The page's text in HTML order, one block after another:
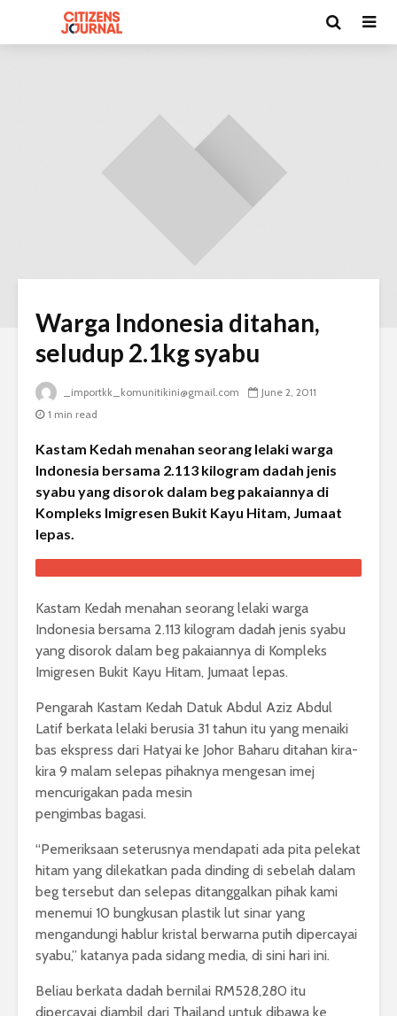
Warga Indonesia ditahan,
seludup 2.1kg syabu
_importkk_komunitikini@gmail.com
June 2, 2011
1 min read
Kastam Kedah menahan seorang lelaki warga
Indonesia bersama 2.113 kilogram dadah jenis
syabu yang disorok dalam beg pakaiannya di
Kompleks Imigresen Bukit Kayu Hitam, Jumaat
lepas.
Kastam Kedah menahan seorang lelaki warga
Indonesia bersama 2.113 kilogram dadah jenis syabu
yang disorok dalam beg pakaiannya di Kompleks
Imigresen Bukit Kayu Hitam, Jumaat lepas.
Pengarah Kastam Kedah Datuk Abdul Aziz Abdul
Latif berkata lelaki berusia 31 tahun itu yang menaiki
bas ekspress dari Hatyai ke Johor Baharu ditahan kira-
kira 9 malam selepas pihaknya mengesan imej
mencurigakan pada mesin
pengimbas bagasi.
“Pemeriksaan seterusnya mendapati ada pita pelekat
hitam yang dilekatkan pada dinding di sebelah dalam
beg tersebut dan selepas ditanggalkan pihak kami
menemui 10 bungkusan plastik lut sinar yang
mengandungi hablur kristal berwarna putih dipercayai
syabu,” katanya pada sidang media, di sini hari ini.
Beliau berkata dadah bernilai RM528,280 itu
dipercayai diambil dari Thailand untuk dibawa ke